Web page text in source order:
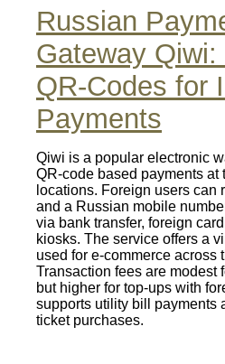
Russian
Gateway Qiwi:
QR‑Codes for
Payments
Qiwi is a popular electronic
QR‑code based payments at
locations. Foreign users can
and a Russian mobile
via bank transfer, foreign
kiosks. The service offers a
used for e‑commerce across
Transaction fees are modest
but higher for top‑ups with
supports utility bill payments
ticket purchases.